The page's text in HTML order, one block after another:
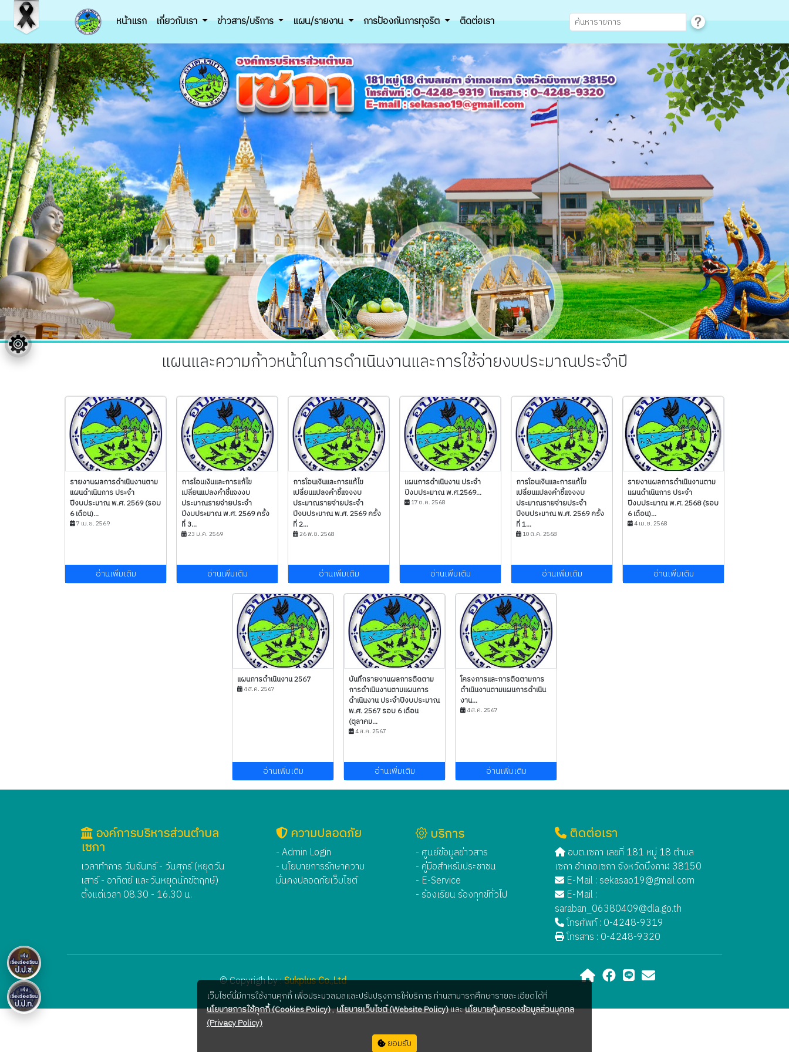
หน้าแรก เกี่ยวกับเรา ข่าวสาร/บริการ แผน/รายงาน การป้องกันการทุจริต ติดต่อเรา
แผนและความก้าวหน้าในการดำเนินงานและการใช้จ่ายงบประมาณประจำปี
รายงานผลการดำเนินงานตาม
แผนดำเนินการ ประจำ
ปีงบประมาณ พ.ศ. 2569 (รอบ
6 เดือน)...
7 เม.ย. 2569
อ่านเพิ่มเติม
การโอนเงินและการแก้ไข
เปลี่ยนแปลงคำชี้แจงงบ
ประมาณรายจ่ายประจำ
ปีงบประมาณ พ.ศ. 2569 ครั้ง
ที่ 3...
23 ม.ค. 2569
อ่านเพิ่มเติม
การโอนเงินและการแก้ไข
เปลี่ยนแปลงคำชี้แจงงบ
ประมาณรายจ่ายประจำ
ปีงบประมาณ พ.ศ. 2569 ครั้ง
ที่ 2...
26 พ.ย. 2568
อ่านเพิ่มเติม
แผนการดำเนินงาน ประจำ
ปีงบประมาณ พ.ศ.2569...
17 ต.ค. 2568
อ่านเพิ่มเติม
การโอนเงินและการแก้ไข
เปลี่ยนแปลงคำชี้แจงงบ
ประมาณรายจ่ายประจำ
ปีงบประมาณ พ.ศ. 2569 ครั้ง
ที่ 1...
10 ต.ค. 2568
อ่านเพิ่มเติม
รายงานผลการดำเนินงานตาม
แผนดำเนินการ ประจำ
ปีงบประมาณ พ.ศ. 2568 (รอบ
6 เดือน)...
4 เม.ย. 2568
อ่านเพิ่มเติม
แผนการดำเนินงาน 2567
4 ส.ค. 2567
อ่านเพิ่มเติม
บันทึกรายงานผลการติดตาม
การดำเนินงานตามแผนการ
ดำเนินงาน ประจำปีงบประมาณ
พ.ศ. 2567 รอบ 6 เดือน
(ตุลาคม...
4 ส.ค. 2567
อ่านเพิ่มเติม
โครงการและการติดตามการ
ดำเนินงานตามแผนการดำเนิน
งาน...
4 ส.ค. 2567
อ่านเพิ่มเติม
องค์การบริหารส่วนตำบล
เซกา
เวลาทำการ วันจันทร์ - วันศุกร์ (หยุดวัน
เสาร์ - อาทิตย์ และวันหยุดนักขัตฤกษ์)
ตั้งแต่เวลา 08.30 - 16.30 น.
ความปลอดภัย
- Admin Login
- นโยบายการรักษาความ
มั่นคงปลอดภัยเว็บไซต์
บริการ
- ศูนย์ข้อมูลข่าวสาร
- คู่มือสำหรับประชาชน
- E-Service
- ร้องเรียน ร้องทุกข์ทั่วไป
ติดต่อเรา
อบต.เซกา เลขที่ 181 หมู่ 18 ตำบล
เซกา อำเภอเซกา จังหวัดบึงกาฬ 38150
E-Mail : sekasao19@gmail.com
E-Mail :
saraban_06380409@dla.go.th
โทรศัพท์ : 0-4248-9319
โทรสาร : 0-4248-9320
© Copyrigh by :Sukplus Co.,Ltd
เว็บไซต์นี้มีการใช้งานคุกกี้ เพื่อประมวลผลและปรับปรุงการให้บริการ ท่านสามารถศึกษารายละเอียดได้ที่
นโยบายการใช้คุกกี้ (Cookies Policy),นโยบายเว็บไซต์ (Website Policy)และนโยบายคุ้มครองข้อมูลส่วนบุคคล
(Privacy Policy)
ยอมรับ